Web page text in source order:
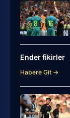
Ender fikirler
Habere Git →